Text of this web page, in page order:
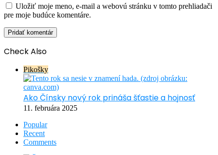
Uložiť moje meno, e-mail a webovú stránku v tomto prehliadači
pre moje budúce komentáre.
Check Also
Pikošky
Ako Čínsky nový rok prináša šťastie a hojnosť
11. februára 2025
Popular
Recent
Comments